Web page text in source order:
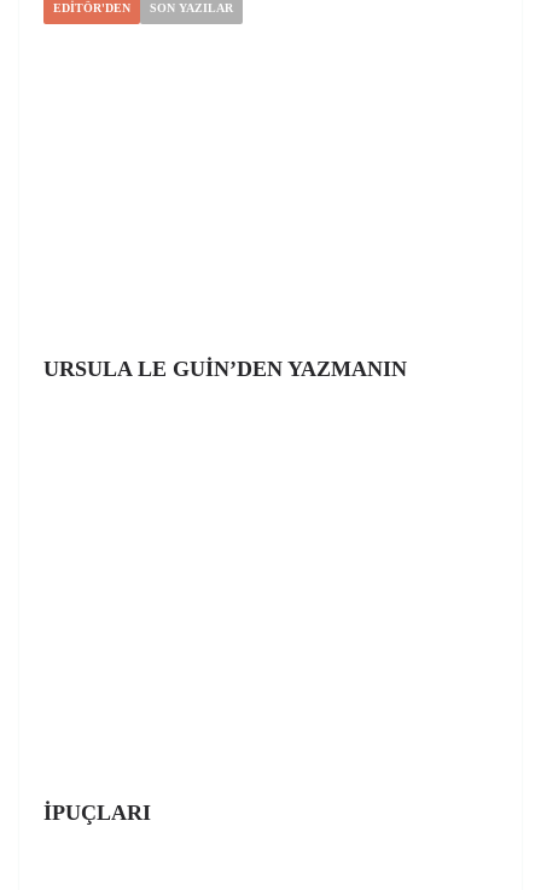
EDİTÖR'DEN SON YAZILAR
URSULA LE GUİN’DEN YAZMANIN
İPUÇLARI